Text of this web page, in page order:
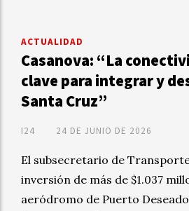
Casanova: “La
clave para integrar y
Santa Cruz”
ACTUALIDAD
24 DE JUNIO DE 2026
I24
El subsecretario de
inversión de más de $1.037
aeródromo de Puerto